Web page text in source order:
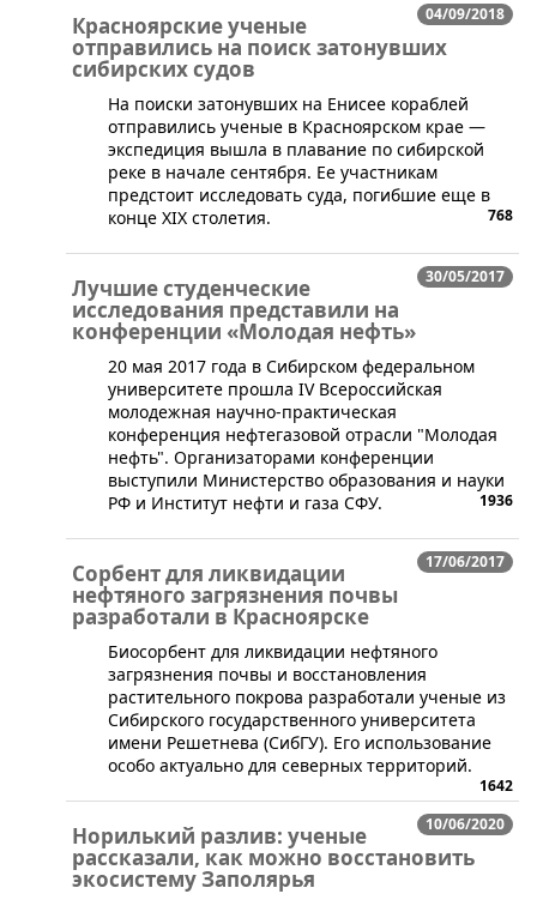
04/09/2018
Красноярские ученые
отправились на поиск затонувших
сибирских судов
На поиски затонувших на Енисее кораблей
отправились ученые в Красноярском крае —
экспедиция вышла в плавание по сибирской
реке в начале сентября. Ее участникам
предстоит исследовать суда, погибшие еще в
конце XIX столетия.
768
30/05/2017
Лучшие студенческие
исследования представили на
конференции «Молодая нефть»
​20 мая 2017 года в Сибирском федеральном
университете прошла IV Всероссийская
молодежная научно-практическая
конференция нефтегазовой отрасли "Молодая
нефть". Организаторами конференции
выступили Министерство образования и науки
РФ и Институт нефти и газа СФУ.
1936
17/06/2017
Сорбент для ликвидации
нефтяного загрязнения почвы
разработали в Красноярске
​Биосорбент для ликвидации нефтяного
загрязнения почвы и восстановления
растительного покрова разработали ученые из
Сибирского государственного университета
имени Решетнева (СибГУ). Его использование
особо актуально для северных территорий.
1642
10/06/2020
Норилький разлив: ученые
рассказали, как можно восстановить
экосистему Заполярья